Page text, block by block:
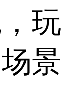
玩
景